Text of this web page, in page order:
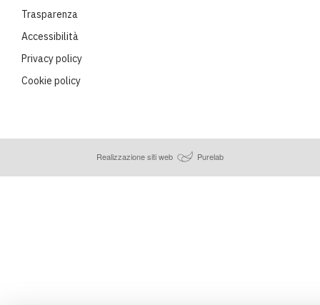
Trasparenza
Accessibilità
Privacy policy
Cookie policy
Realizzazione siti web Purelab